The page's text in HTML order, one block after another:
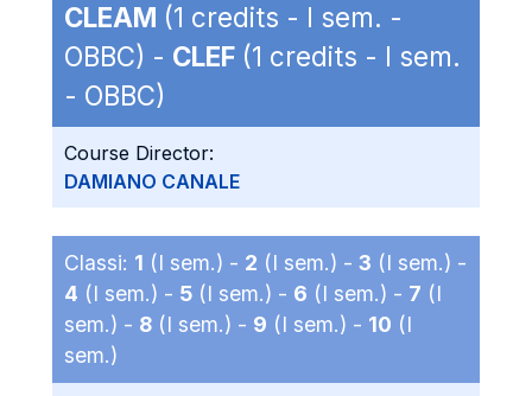
CLEAM (1 credits - I sem. -
OBBC) - CLEF (1 credits - I sem.
- OBBC)
Course Director:
DAMIANO CANALE
Classi: 1 (I sem.) - 2 (I sem.) - 3 (I sem.) -
4 (I sem.) - 5 (I sem.) - 6 (I sem.) - 7 (I
sem.) - 8 (I sem.) - 9 (I sem.) - 10 (I
sem.)